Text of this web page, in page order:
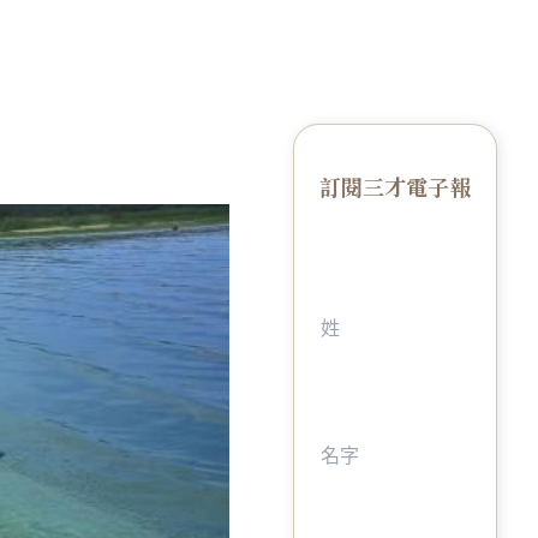
訂閱三才電子報